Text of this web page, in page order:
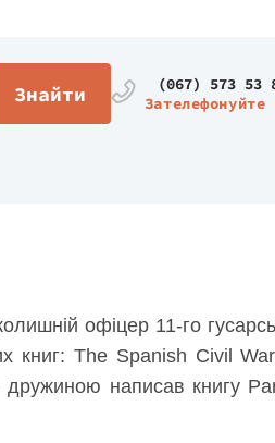
Знайти
(067) 573 53
Зателефонуйте
офіцер 11-го
книг: The Spanish Civil
написав книгу